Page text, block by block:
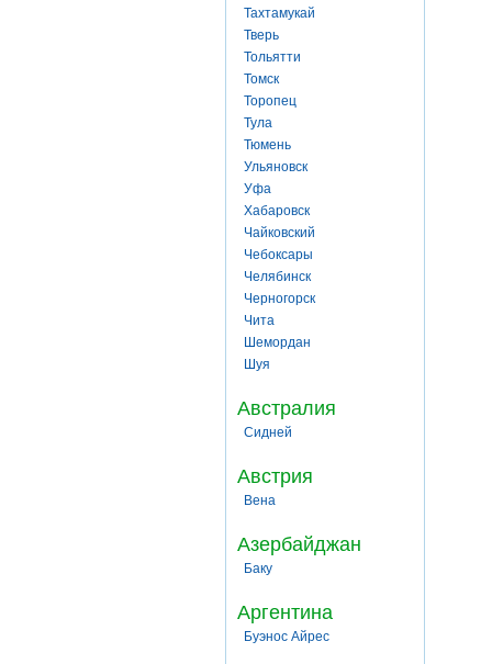
Тахтамукай
Тверь
Тольятти
Томск
Торопец
Тула
Тюмень
Ульяновск
Уфа
Хабаровск
Чайковский
Чебоксары
Челябинск
Черногорск
Чита
Шемордан
Шуя
Австралия
Сидней
Австрия
Вена
Азербайджан
Баку
Аргентина
Буэнос Айрес